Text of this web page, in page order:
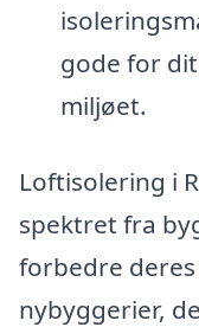
gode for
miljøet.
Loftisolering i
spektret fra
forbedre
nybyggerier,